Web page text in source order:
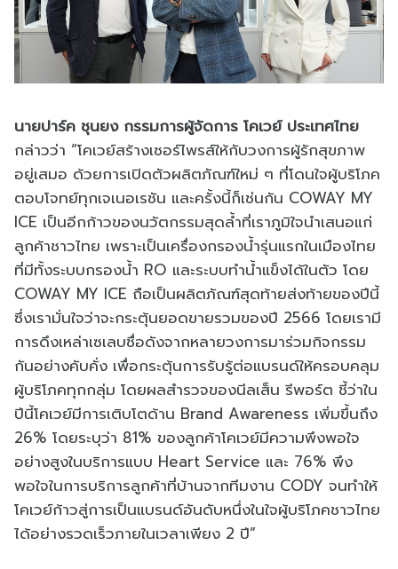
นายปาร์ค ชุนยง กรรมการผู้จัดการ โคเวย์ ประเทศไทย
กล่าวว่า “โคเวย์สร้างเซอร์ไพรส์ให้กับวงการผู้รักสุขภาพ
อยู่เสมอ ด้วยการเปิดตัวผลิตภัณฑ์ใหม่ ๆ ที่โดนใจผู้บริโภค
ตอบโจทย์ทุกเจเนอเรชัน และครั้งนี้ก็เช่นกัน COWAY MY
ICE เป็นอีกก้าวของนวัตกรรมสุดล้ำที่เราภูมิใจนำเสนอแก่
ลูกค้าชาวไทย เพราะเป็นเครื่องกรองน้ำรุ่นแรกในเมืองไทย
ที่มีทั้งระบบกรองน้ำ RO และระบบทำน้ำแข็งได้ในตัว โดย
COWAY MY ICE ถือเป็นผลิตภัณฑ์สุดท้ายส่งท้ายของปีนี้
ซึ่งเรามั่นใจว่าจะกระตุ้นยอดขายรวมของปี 2566 โดยเรามี
การดึงเหล่าเซเลบชื่อดังจากหลายวงการมาร่วมกิจกรรม
กันอย่างคับคั่ง เพื่อกระตุ้นการรับรู้ต่อแบรนด์ให้ครอบคลุม
ผู้บริโภคทุกกลุ่ม โดยผลสำรวจของนีลเส็น รีพอร์ต ชี้ว่าใน
ปีนี้โคเวย์มีการเติบโตด้าน Brand Awareness เพิ่มขึ้นถึง
26% โดยระบุว่า 81% ของลูกค้าโคเวย์มีความพึงพอใจ
อย่างสูงในบริการแบบ Heart Service และ 76% พึง
พอใจในการบริการลูกค้าที่บ้านจากทีมงาน CODY จนทำให้
โคเวย์ก้าวสู่การเป็นแบรนด์อันดับหนึ่งในใจผู้บริโภคชาวไทย
ได้อย่างรวดเร็วภายในเวลาเพียง 2 ปี”